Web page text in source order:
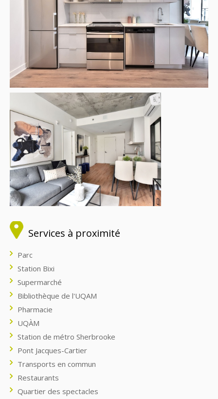
Services à proximité
Parc
Station Bixi
Supermarché
Bibliothèque de l'UQAM
Pharmacie
UQÀM
Station de métro Sherbrooke
Pont Jacques-Cartier
Transports en commun
Restaurants
Quartier des spectacles